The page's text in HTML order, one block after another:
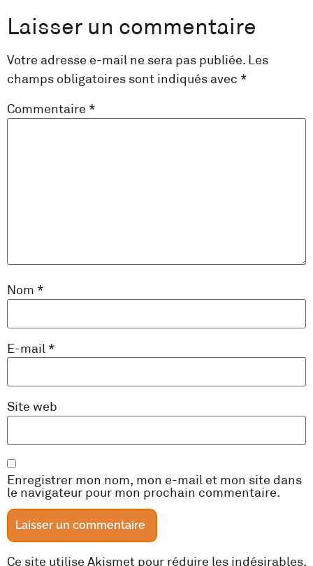
Laisser un commentaire
Votre adresse e-mail ne sera pas publiée. Les
champs obligatoires sont indiqués avec *
Commentaire *
Nom *
E-mail *
Site web
Enregistrer mon nom, mon e-mail et mon site dans
le navigateur pour mon prochain commentaire.
Ce site utilise Akismet pour réduire les indésirables.